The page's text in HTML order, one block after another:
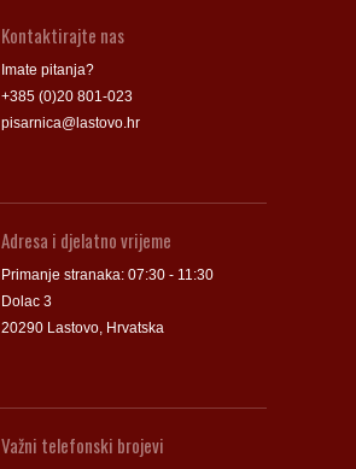
Kontaktirajte nas
Imate pitanja?
+385 (0)20 801-023
pisarnica@lastovo.hr
Adresa i djelatno vrijeme
Primanje stranaka: 07:30 - 11:30
Dolac 3
20290 Lastovo, Hrvatska
Važni telefonski brojevi